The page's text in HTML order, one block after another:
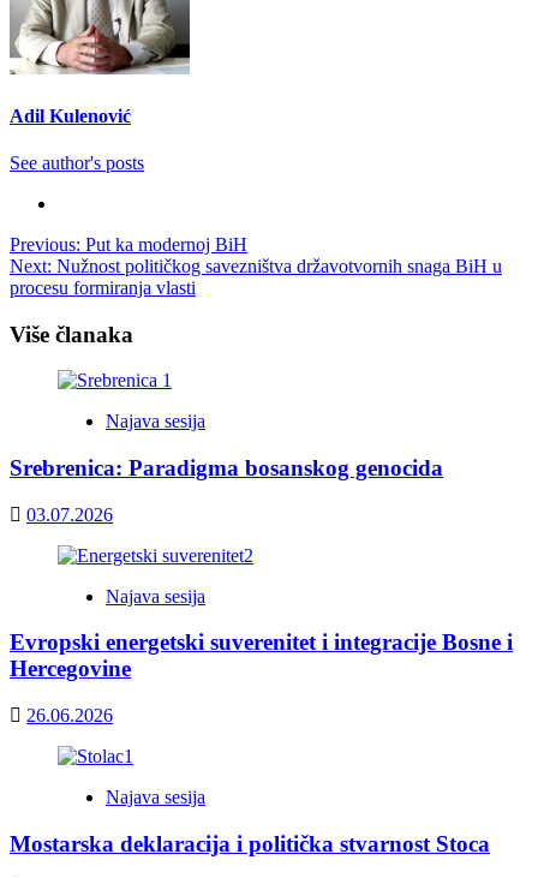
Adil Kulenović
See author's posts
Post
navigation
Previous: Put ka modernoj BiH
Next: Nužnost političkog savezništva državotvornih snaga BiH u
procesu formiranja vlasti
Više članaka
Najava sesija
Srebrenica: Paradigma bosanskog genocida
03.07.2026
Najava sesija
Evropski energetski suverenitet i integracije Bosne i
Hercegovine
26.06.2026
Najava sesija
Mostarska deklaracija i politička stvarnost Stoca